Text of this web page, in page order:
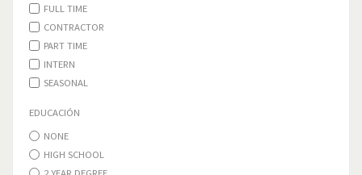
FULL TIME
CONTRACTOR
PART TIME
INTERN
SEASONAL
EDUCACIÓN
NONE
HIGH SCHOOL